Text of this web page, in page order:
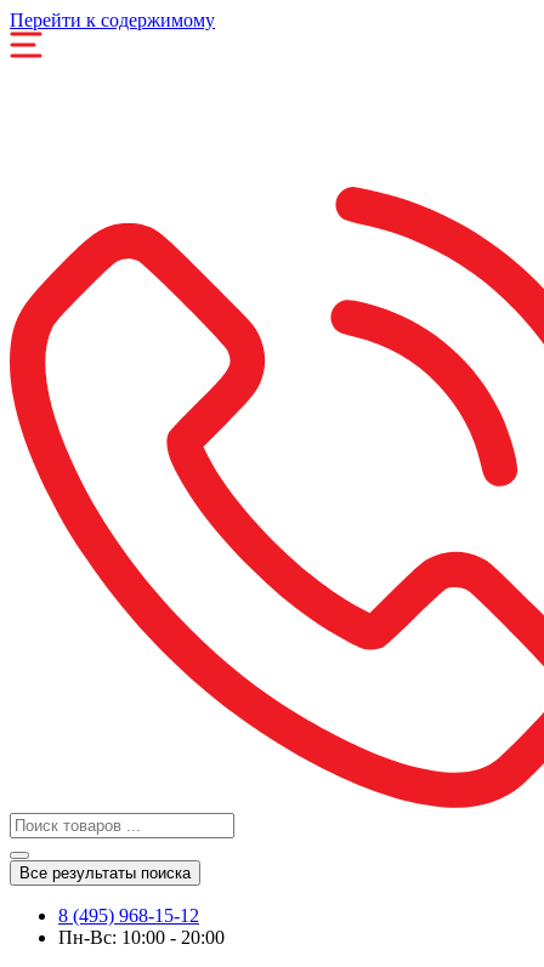
Перейти к содержимому
Все результаты поиска
8 (495) 968-15-12
Пн-Вс: 10:00 - 20:00